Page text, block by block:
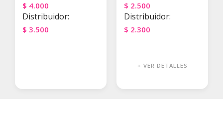
$ 4.000
Distribuidor:
$ 3.500
$ 2.500
Distribuidor:
$ 2.300
+ VER DETALLES